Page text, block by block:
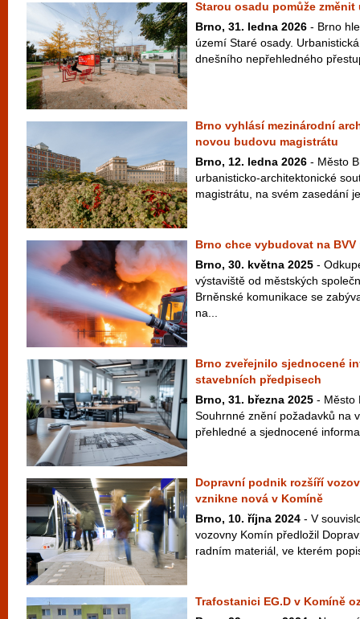
Starou osadu pomůže
Brno, 31. ledna 2026 - Brno
území Staré osady.
dnešního nepřehledného
Brno vyhlásí mezinárodní
novou budovu magistrátu
Brno, 12. ledna 2026 - Město
urbanisticko-architektonické
magistrátu, na svém zasedání
Brno chce vybudovat na
Brno, 30. května 2025 -
výstaviště od městských
Brněnské komunikace se
na...
Brno zveřejnilo sjednocené
stavebních předpisech
Brno, 31. března 2025 - Město
Souhrnné znění požadavků na
přehledné a sjednocené
Dopravní podnik rozšíří
vznikne nová v Komíně
Brno, 10. října 2024 - V
vozovny Komín předložil
radním materiál, ve kterém
Trafostanici EG.D v Komíně